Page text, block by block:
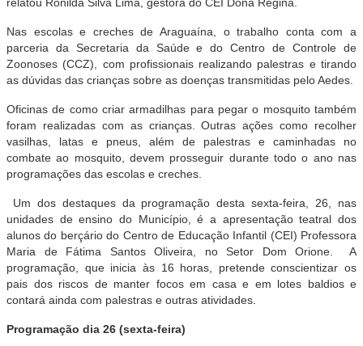
Nas escolas e creches de Araguaína, o trabalho conta com a
parceria da Secretaria da Saúde e do Centro de Controle de
Zoonoses (CCZ), com profissionais realizando palestras e tirando
as dúvidas das crianças sobre as doenças transmitidas pelo Aedes.
Oficinas de como criar armadilhas para pegar o mosquito também
foram realizadas com as crianças. Outras ações como recolher
vasilhas, latas e pneus, além de palestras e caminhadas no
combate ao mosquito, devem prosseguir durante todo o ano nas
programações das escolas e creches.
Um dos destaques da programação desta sexta-feira, 26, nas
unidades de ensino do Município, é a apresentação teatral dos
alunos do berçário do Centro de Educação Infantil (CEI) Professora
Maria de Fátima Santos Oliveira, no Setor Dom Orione. A
programação, que inicia às 16 horas, pretende conscientizar os
pais dos riscos de manter focos em casa e em lotes baldios e
contará ainda com palestras e outras atividades.
Programação dia 26 (sexta-feira)